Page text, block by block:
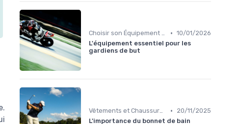
Choisir son Équipement Sportif • 10/01/2026
L'équipement essentiel pour les
gardiens de but
Vêtements et Chaussures de Sport •
20/11/2025
L'importance du bonnet de bain